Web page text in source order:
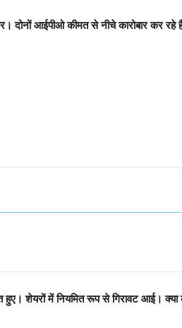
आईपीओ कीमत से नीचे कारोबार कर रहे
हैं और अनुशंसात्मक नहीं हैं। सेबी द्वारा
है या निवेशकों को रिटर्न का कोई आश्वासन
शेयरों में नियमित रूप से गिरावट आई। क्या